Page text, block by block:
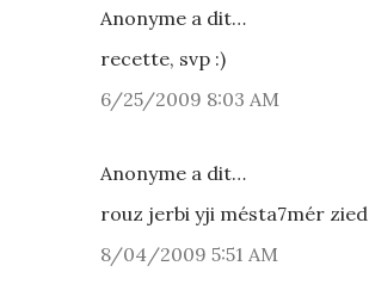
Anonyme a dit…
recette, svp :)
6/25/2009 8:03 AM
Anonyme a dit…
rouz jerbi yji mésta7mér zied
8/04/2009 5:51 AM